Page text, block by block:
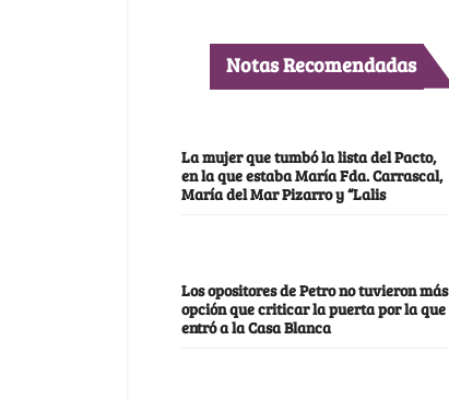
Notas Recomendadas
La mujer que tumbó la lista del Pacto,
en la que estaba María Fda. Carrascal,
María del Mar Pizarro y “Lalis
Los opositores de Petro no tuvieron más
opción que criticar la puerta por la que
entró a la Casa Blanca